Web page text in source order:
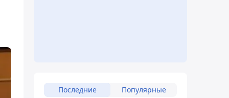
Последние Популярные